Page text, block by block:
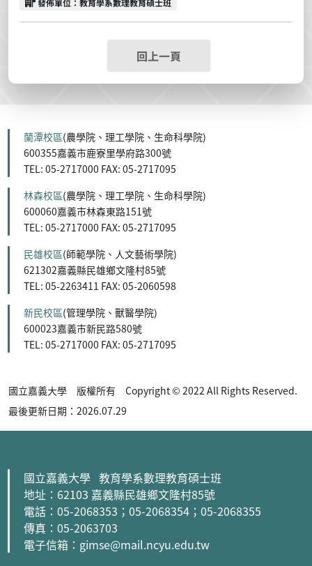
發佈單位：教育學系數理教育碩士班
回上一頁
蘭潭校區(農學院、理工學院、生命科學院)
600355嘉義市鹿寮里學府路300號
TEL: 05-2717000 FAX: 05-2717095
林森校區(農學院、理工學院、生命科學院)
600060嘉義市林森東路151號
TEL: 05-2717000 FAX: 05-2717095
民雄校區(師範學院、人文藝術學院)
621302嘉義縣民雄鄉文隆村85號
TEL: 05-2263411 FAX: 05-2060598
新民校區(管理學院、獸醫學院)
600023嘉義市新民路580號
TEL: 05-2717000 FAX: 05-2717095
國立嘉義大學 版權所有 Copyright © 2022 All Rights Reserved.
最後更新日期：2026.07.29
國立嘉義大學 教育學系數理教育碩士班
地址：62103 嘉義縣民雄鄉文隆村85號
電話：05-2068353 ；05-2068354 ；05-2068355
傳真：05-2063703
電子信箱：gimse@mail.ncyu.edu.tw